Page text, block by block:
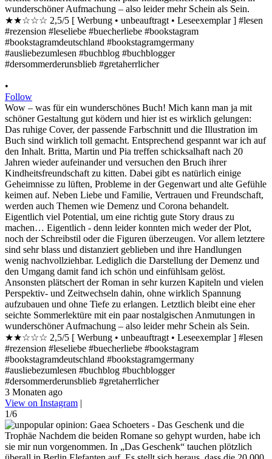
•
Follow
Wow – was für ein wunderschönes Buch! Mich kann man ja mit
schöner Gestaltung gut ködern und hier ist es wirklich gelungen:
Das ruhige Cover, der passende Farbschnitt und die Illustration im
Buch sind wirklich toll gemacht. Entsprechend gespannt war ich auf
den Inhalt. Britta, Martin und Pia treffen schicksalhaft nach 20
Jahren wieder aufeinander und versuchen den Bruch ihrer
Kindheitsfreundschaft zu kitten. Dabei gibt es natürlich einige
Geheimnisse zu lüften, Probleme in der Gegenwart und alte Gefühle
keimen auf. Neben Liebe und Familie, Vertrauen und Freundschaft,
werden auch Themen wie Demenz und Corona behandelt.
Eigentlich viel Potential, um eine richtig gute Story draus zu
machen… Eigentlich - denn leider konnten mich weder der Plot,
noch der Schreibstil oder die Figuren überzeugen. Vor allem letztere
sind sehr blass und distanziert geblieben und ihre Handlungen
wenig nachvollziehbar. Lediglich die Darstellung der Demenz und
den Umgang damit fand ich schön und einfühlsam gelöst.
Ansonsten plätschert der Roman in sehr kurzen Kapiteln und vielen
Perspektiv- und Zeitwechseln dahin, ohne wirklich Spannung
aufzubauen und ohne Tiefe zu erlangen. Letztlich bleibt eine eher
seichte Sommerlektüre mit ein paar nostalgischen Anmutungen in
wunderschöner Aufmachung – also leider mehr Schein als Sein.
★★☆☆☆ 2,5/5 [ Werbung • unbeauftragt • Leseexemplar ] #lesen
#rezension #leseliebe #buecherliebe #bookstagram
#bookstagramdeutschland #bookstagramgermany
#ausliebezumlesen #buchblog #buchblogger
#dersommerderunsblieb #gretaherrlicher
3 Monaten ago
View on Instagram |
1/6